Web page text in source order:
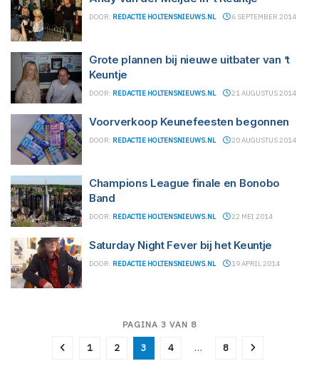
DOOR: REDACTIE HOLTENSNIEUWS.NL 6 SEPTEMBER 2014
Grote plannen bij nieuwe uitbater van ’t
Keuntje
DOOR: REDACTIE HOLTENSNIEUWS.NL 21 AUGUSTUS 2014
Voorverkoop Keunefeesten begonnen
DOOR: REDACTIE HOLTENSNIEUWS.NL 20 AUGUSTUS 2014
Champions League finale en Bonobo
Band
DOOR: REDACTIE HOLTENSNIEUWS.NL 22 MEI 2014
Saturday Night Fever bij het Keuntje
DOOR: REDACTIE HOLTENSNIEUWS.NL 19 APRIL 2014
PAGINA 3 VAN 8
1 2 3 4 … 8